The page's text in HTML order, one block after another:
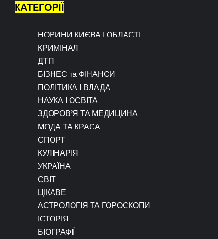
КАТЕГОРІЇ
НОВИНИ КИЄВА І ОБЛАСТІ
КРИМІНАЛ
ДТП
БІЗНЕС та ФІНАНСИ
ПОЛІТИКА І ВЛАДА
НАУКА І ОСВІТА
ЗДОРОВ’Я ТА МЕДИЦИНА
МОДА ТА КРАСА
СПОРТ
КУЛІНАРІЯ
УКРАЇНА
СВІТ
ЦІКАВЕ
АСТРОЛОГІЯ ТА ГОРОСКОПИ
ІСТОРІЯ
БІОГРАФІЇ